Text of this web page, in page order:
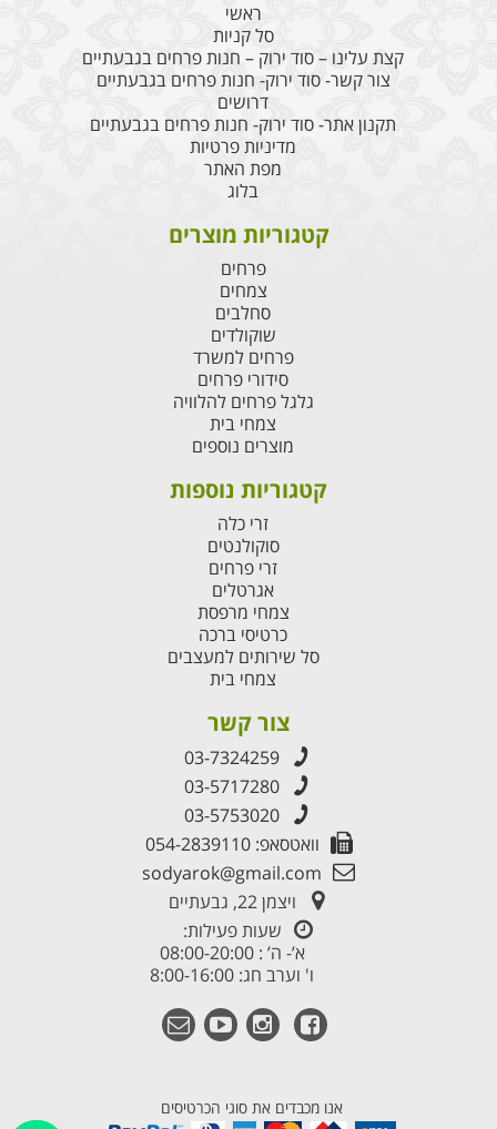
ראשי
סל קניות
קצת עלינו – סוד ירוק – חנות פרחים בגבעתיים
צור קשר- סוד ירוק- חנות פרחים בגבעתיים
דרושים
תקנון אתר- סוד ירוק- חנות פרחים בגבעתיים
מדיניות פרטיות
מפת האתר
בלוג
קטגוריות מוצרים
פרחים
צמחים
סחלבים
שוקולדים
פרחים למשרד
סידורי פרחים
גלגל פרחים להלוויה
צמחי בית
מוצרים נוספים
קטגוריות נוספות
זרי כלה
סוקולנטים
זרי פרחים
אגרטלים
צמחי מרפסת
כרטיסי ברכה
סל שירותים למעצבים
צמחי בית
צור קשר
03-7324259
03-5717280
03-5753020
וואטסאפ: 054-2839110
sodyarok@gmail.com
ויצמן 22, גבעתיים
שעות פעילות:
א’- ה’ : 08:00-20:00
ו' וערב חג: 8:00-16:00
אנו מכבדים את סוגי הכרטיסים